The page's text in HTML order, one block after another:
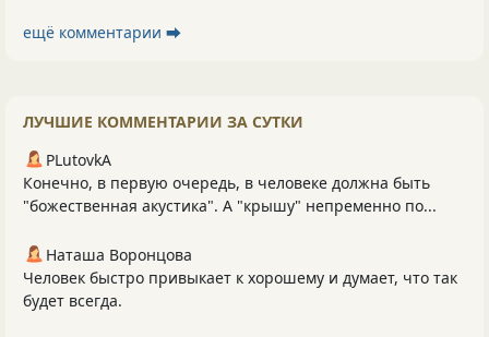
ещё комментарии ⮕
ЛУЧШИЕ КОММЕНТАРИИ ЗА СУТКИ
PLutоvkА
Конечно, в первую очередь, в человеке должна быть
"божественная акустика". А "крышу" непременно по...
Наташа Воронцова
Человек быстро привыкает к хорошему и думает, что так
будет всегда.